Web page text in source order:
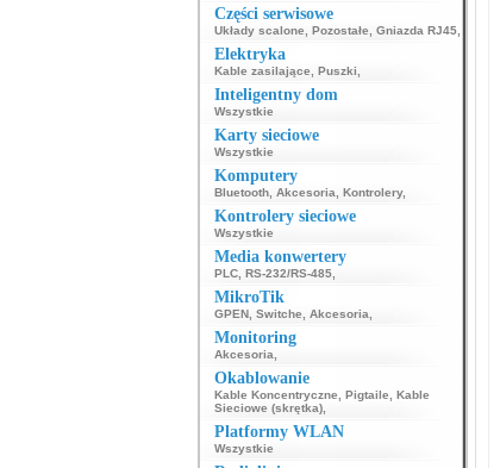
Części serwisowe
Układy scalone Pozostałe Gniazda RJ45,
Elektryka
Kable zasilające Puszki
Inteligentny dom
Wszystkie
Karty sieciowe
Wszystkie
Komputery
Bluetooth, Akcesoria Kontrolery,
Kontrolery sieciowe
Wszystkie
Media konwertery
PLC, RS-232/RS-485,
MikroTik
GPEN, Switche Akcesoria
Monitoring
Akcesoria
Okablowanie
Kable Koncentryczne Pigtaile
Kable
Sieciowe (skrętka),
Platformy WLAN
Wszystkie